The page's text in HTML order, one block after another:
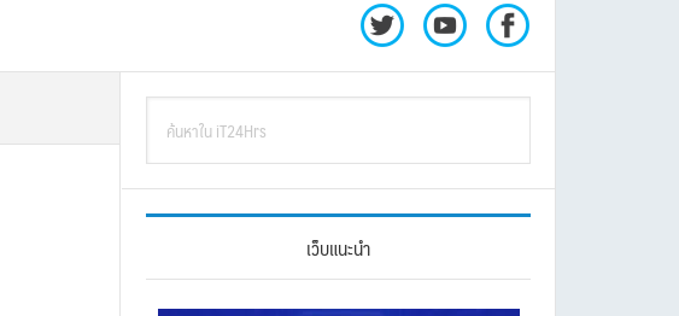
Primary
Sidebar
iT24Hrs
เว็บแนะนำ